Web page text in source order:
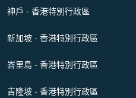
神戶 - 香港特別行政區
新加坡 - 香港特別行政區
峇里島 - 香港特別行政區
吉隆坡 - 香港特別行政區